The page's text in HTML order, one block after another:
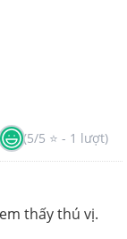
(5/5 ⭐ - 1 lượt)
thấy thú vị.